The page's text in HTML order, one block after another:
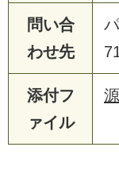
問い合
わせ先
添付フ
ァイル